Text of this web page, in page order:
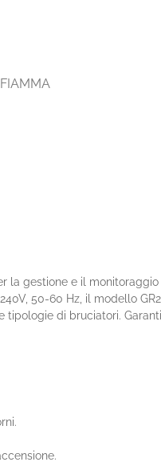
la gestione e il
50-60 Hz, il modello
tipologie di bruciatori.